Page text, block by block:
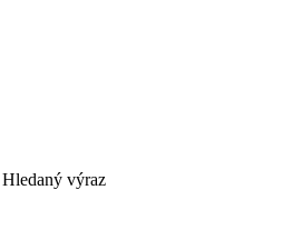
Hledaný výraz